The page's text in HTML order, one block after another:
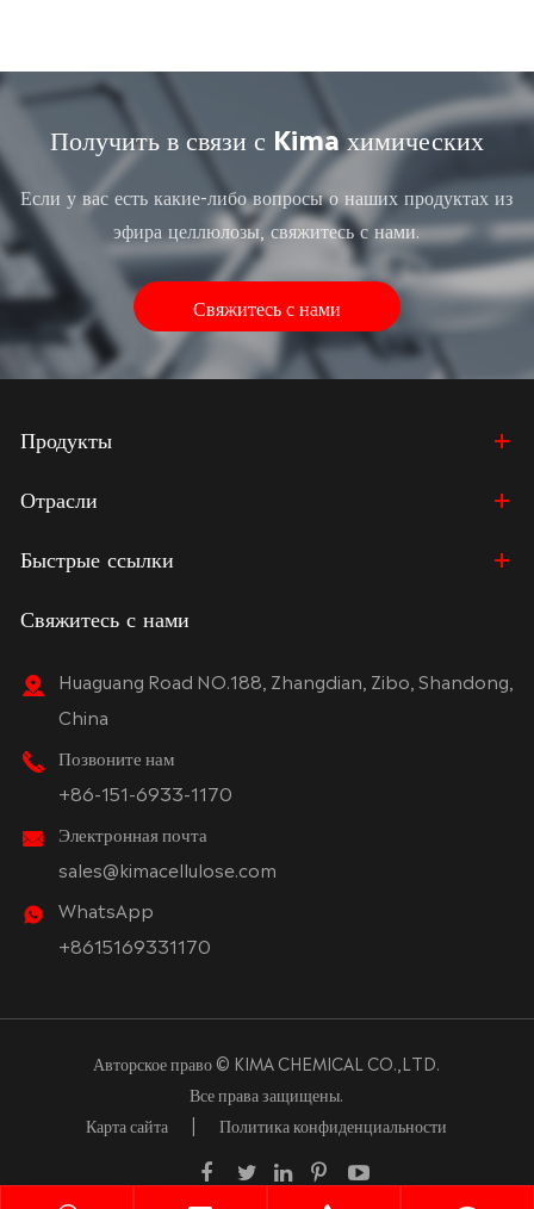
Получить в связи с Kima химических
Если у вас есть какие-либо вопросы о наших продуктах из
эфира целлюлозы, свяжитесь с нами.
Свяжитесь с нами
Продукты
Отрасли
Быстрые ссылки
Свяжитесь с нами
Huaguang Road NO.188, Zhangdian, Zibo, Shandong,
China
Позвоните нам
+86-151-6933-1170
Электронная почта
sales@kimacellulose.com
WhatsApp
+8615169331170
Авторское право © KIMA CHEMICAL CO.,LTD.
Все права защищены.
Карта сайта
| Политика конфиденциальности